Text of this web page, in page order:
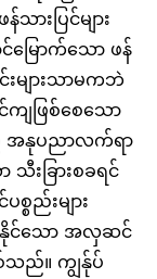
ားပြင်များ
မြောက်သော ဖန်
များသာမကဘဲ
ျဖြစ်စေသော
အနုပညာလက်ရာ
းခြားစခရင်
ည်းများ
နိုင်သော အလှဆင်
သည်။ ကျွန်ုပ်